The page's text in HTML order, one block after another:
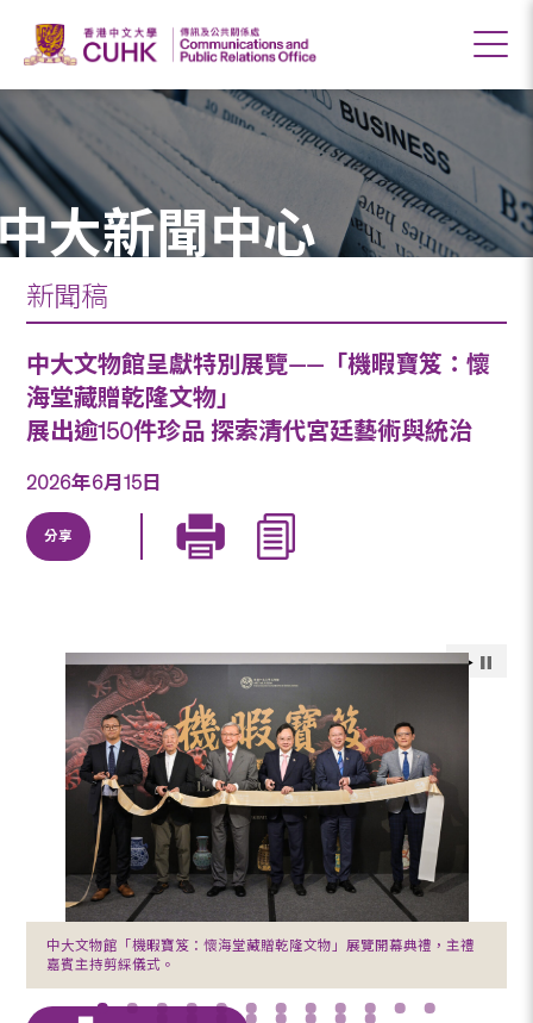
大新聞中心
新聞稿
中大文物館呈獻特別展覽——「機暇寶笈：懷
海堂藏贈乾隆文物」
展出逾150件珍品 探索清代宮廷藝術與統治
2026年6月15日
分享
中大文物館「機暇寶笈：懷海堂藏贈乾隆文物」展覽開幕典禮，主禮
嘉賓主持剪綵儀式。